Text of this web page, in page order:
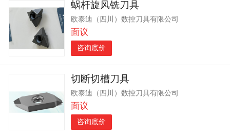
蜗杆旋风铣刀具
欧泰迪（四川）数控刀具有限公司
面议
咨询底价
切断切槽刀具
欧泰迪（四川）数控刀具有限公司
面议
咨询底价